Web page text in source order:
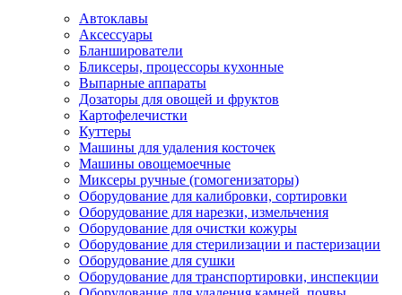
Автоклавы
Аксессуары
Бланширователи
Бликсеры, процессоры кухонные
Выпарные аппараты
Дозаторы для овощей и фруктов
Картофелечистки
Куттеры
Машины для удаления косточек
Машины овощемоечные
Миксеры ручные (гомогенизаторы)
Оборудование для калибровки, сортировки
Оборудование для нарезки, измельчения
Оборудование для очистки кожуры
Оборудование для стерилизации и пастеризации
Оборудование для сушки
Оборудование для транспортировки, инспекции